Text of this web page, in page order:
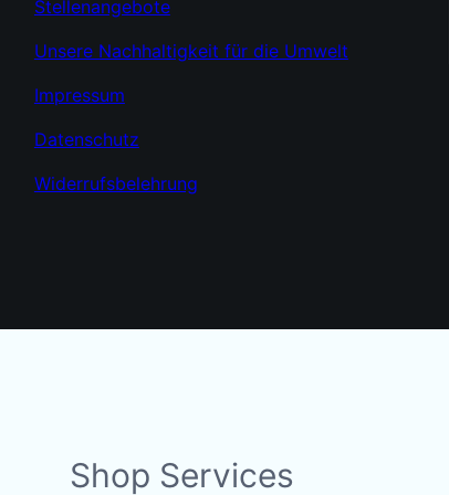
Stellenangebote
Unsere Nachhaltigkeit für die Umwelt
Impressum
Datenschutz
Widerrufsbelehrung
Shop Services